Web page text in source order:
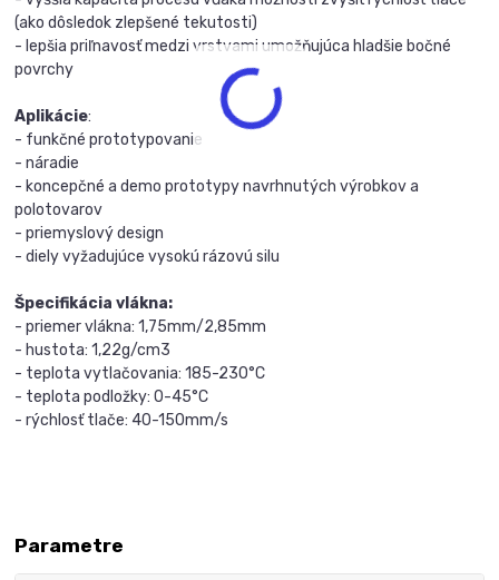
(ako dôsledok zlepšené tekutosti)
- lepšia priľnavosť medzi vrstvami umožňujúca hladšie bočné
povrchy
Aplikácie:
- funkčné prototypovanie
- náradie
- koncepčné a demo prototypy navrhnutých výrobkov a
polotovarov
- priemyslový design
- diely vyžadujúce vysokú rázovú silu
Špecifikácia vlákna:
- priemer vlákna: 1,75mm/2,85mm
- hustota: 1,22g/cm3
- teplota vytlačovania: 185-230°C
- teplota podložky: 0-45°C
- rýchlosť tlače: 40-150mm/s
Parametre